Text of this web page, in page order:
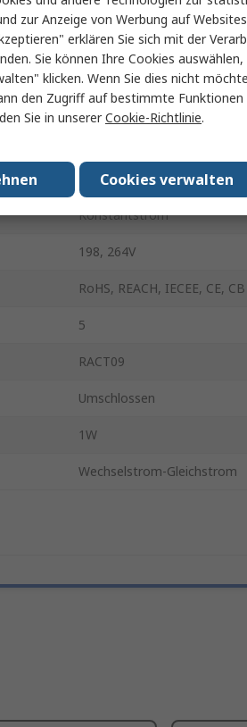
LED-Treiber
AC
Schraube
350mA
Konstantstrom
198, 264V
RoHS, REACH, IECEE, CE, CB
5
RACT09
Umschlossen
1W
Wechselstrom-Gleichstrom
zur Anzeige von Werbung auf
erklären Sie sich mit der
Sie können Ihre Cookies
klicken. Wenn Sie dies nicht
den Zugriff auf bestimmte Funktionen
Sie in unsererCookie-Richtlinie.
Cookies verwalten